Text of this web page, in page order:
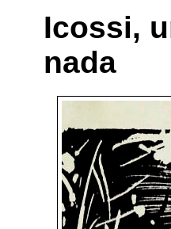
Icossi,
nada